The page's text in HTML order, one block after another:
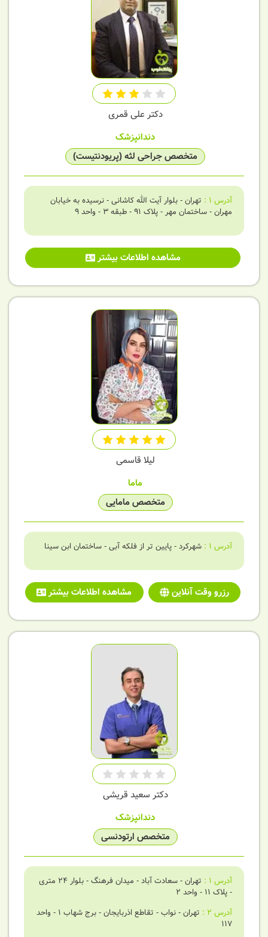
دکتر علی قمری
دندانپزشک
متخصص جراحی لثه (پریودنتیست)
آدرس 1
: تهران - بلوار آیت الله کاشانی - نرسیده به خیابان
مهران - ساختمان مهر - پلاک 91 - طبقه 3 - واحد 9
مشاهده اطلاعات بیشتر
لیلا قاسمی
ماما
متخصص مامایی
آدرس 1
: شهرکرد - پایین تر از فلکه آبی - ساختمان ابن سینا
رزرو وقت آنلاین مشاهده اطلاعات بیشتر
دکتر سعید قریشی
دندانپزشک
متخصص ارتودنسی
آدرس 1
:
تهران - سعادت آباد - میدان فرهنگ - بلوار 24 متری
- پلاک 11 - واحد 2
آدرس 2
:
تهران - نواب - تقاطع اذربایجان - برج شهاب 1 - واحد
117